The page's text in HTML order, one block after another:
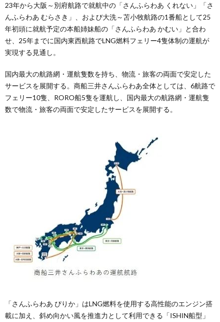
23年から大阪～別府航路で就航中の「さんふらわあ くれない」「さ
んふらわあ むらさき」、および大洗～苫小牧航路の1番船として25
年初頭に就航予定の本船姉妹船の「さんふらわあ かむい」と合わ
せ、25年までに国内東西航路でLNG燃料フェリー4隻体制の運航が
実現する見通し。
国内最大の航路網・運航隻数を持ち、物流・旅客の両面で安定した
サービスを展開する。商船三井さんふらわあ全体としては、6航路で
フェリー10隻、RORO船5隻を運航し、国内最大の航路網・運航隻
数で物流・旅客の両面で安定したサービスを展開する。
「さんふらわあ ぴりか」はLNG燃料を使用する高性能のエンジン搭
載に加え、斜め向かい風を推進力として利用できる「ISHIN船型」